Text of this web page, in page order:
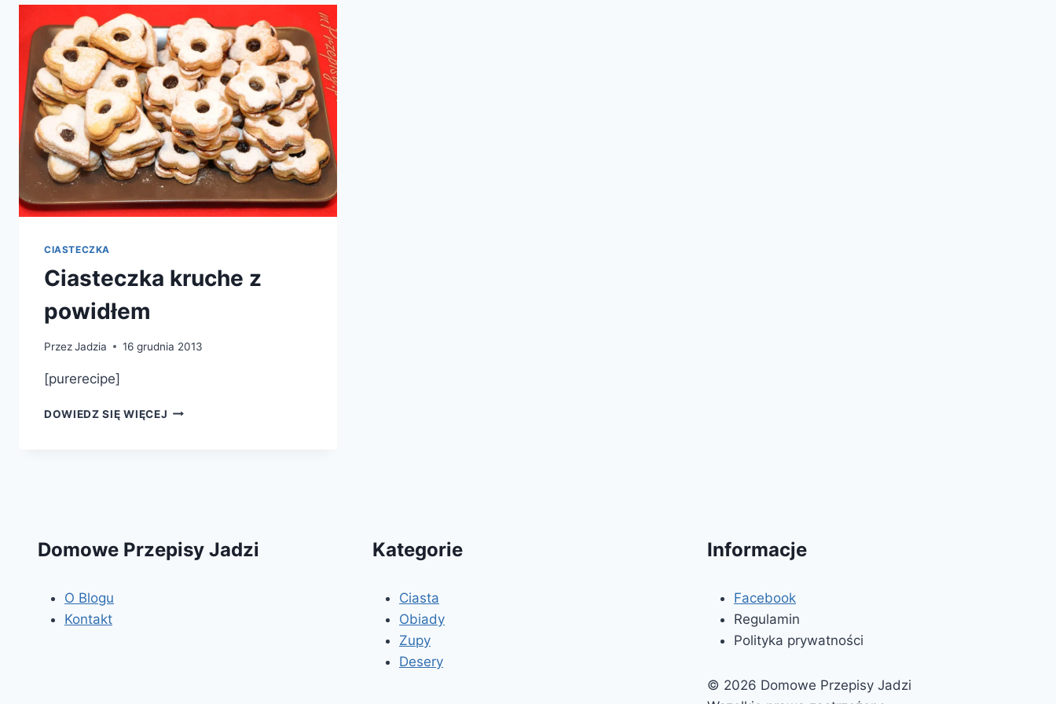
CIASTECZKA
Ciasteczka kruche z
powidłem
PrzezJadzia 16 grudnia 2013
[purerecipe]
DOWIEDZ SIĘ WIĘCEJ CIASTECZKA
Domowe Przepisy Jadzi
O Blogu
Kontakt
Kategorie
Ciasta
Obiady
Zupy
Desery
Informacje
Facebook
Regulamin
Polityka prywatności
© 2026 Domowe Przepisy Jadzi